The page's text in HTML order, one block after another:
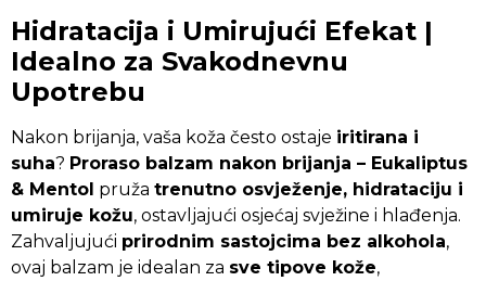
Hidratacija i Umirujući Efekat |
Idealno za Svakodnevnu
Upotrebu
Nakon brijanja, vaša koža često ostaje iritirana i
suha? Proraso balzam nakon brijanja – Eukaliptus
& Mentol pruža trenutno osvježenje, hidrataciju i
umiruje kožu, ostavljajući osjećaj svježine i hlađenja.
Zahvaljujući prirodnim sastojcima bez alkohola,
ovaj balzam je idealan za sve tipove kože,